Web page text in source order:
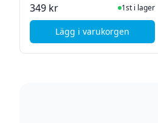
349 kr I Lager1st i lager
Lägg i varukorgen
, Epson 58xx/